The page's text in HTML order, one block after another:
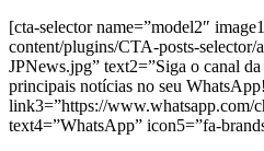
[cta-selector name=”model2″
content/plugins/CTA-posts-selector/
JPNews.jpg” text2=”Siga o canal
principais notícias no seu
link3=”https://www.whatsapp.com/
text4=”WhatsApp” icon5=”fa-